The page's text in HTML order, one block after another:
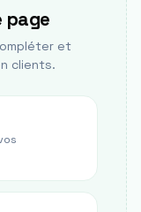
page
et
clients.